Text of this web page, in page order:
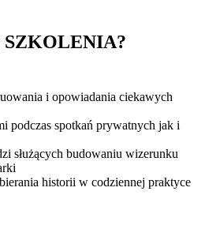
i opowiadania ciekawych
podczas spotkań prywatnych jak i
służących budowaniu wizerunku
historii w codziennej praktyce